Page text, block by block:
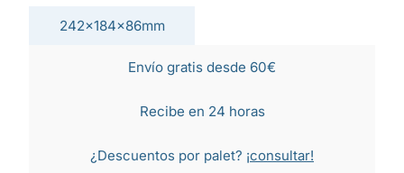
242x184x86mm
Envío gratis desde 60€
Recibe en 24 horas
¿Descuentos por palet? ¡consultar!